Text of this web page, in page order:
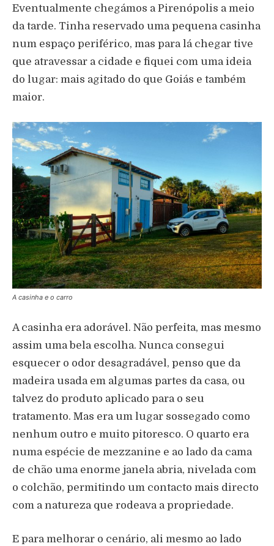
Eventualmente chegámos a Pirenópolis a meio
da tarde. Tinha reservado uma pequena casinha
num espaço periférico, mas para lá chegar tive
que atravessar a cidade e fiquei com uma ideia
do lugar: mais agitado do que Goiás e também
maior.
A casinha e o carro
A casinha era adorável. Não perfeita, mas mesmo
assim uma bela escolha. Nunca consegui
esquecer o odor desagradável, penso que da
madeira usada em algumas partes da casa, ou
talvez do produto aplicado para o seu
tratamento. Mas era um lugar sossegado como
nenhum outro e muito pitoresco. O quarto era
numa espécie de mezzanine e ao lado da cama
de chão uma enorme janela abria, nivelada com
o colchão, permitindo um contacto mais directo
com a natureza que rodeava a propriedade.
E para melhorar o cenário, ali mesmo ao lado